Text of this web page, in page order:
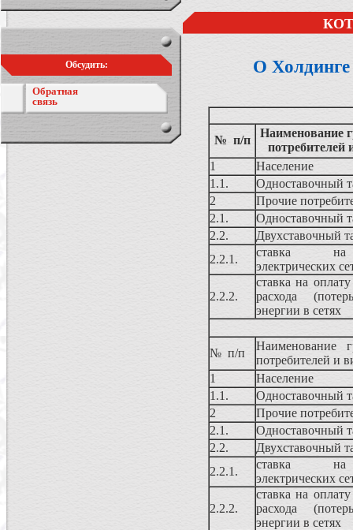
Обсудить:
Обратная
связь
О Холдинге
№ п/п
Наименование
1
Население
1.1.
Одноставочный
2
Прочие
2.1.
Одноставочный
2.2.
Двухставочный
2.2.1.
ставка на
электрических
2.2.2.
ставка на
расхода
энергии в сетях
№ п/п
Наименование
потребителей и
1
Население
1.1.
Одноставочный
2
Прочие
2.1.
Одноставочный
2.2.
Двухставочный
2.2.1.
ставка на
электрических
2.2.2.
ставка на
расхода
энергии в сетях